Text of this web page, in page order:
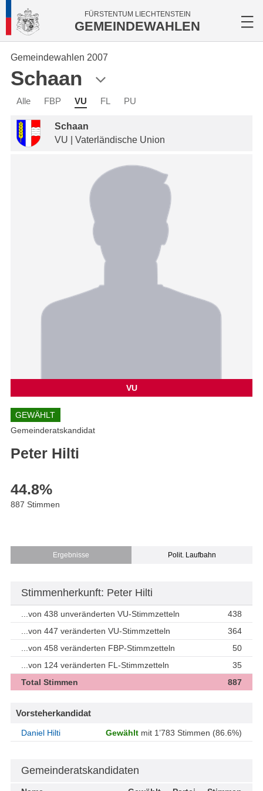
FÜRSTENTUM LIECHTENSTEIN
GEMEINDEWAHLEN
Gemeindewahlen 2007
Schaan
Alle FBP VU FL PU
Schaan
VU | Vaterländische Union
VU
GEWÄHLT
Gemeinderatskandidat
Peter Hilti
44.8%
887 Stimmen
Ergebnisse Polit. Laufbahn
Stimmenherkunft: Peter Hilti
...von 438 unveränderten VU-Stimmzetteln
438
...von 447 veränderten VU-Stimmzetteln
364
...von 458 veränderten FBP-Stimmzetteln
50
...von 124 veränderten FL-Stimmzetteln
35
Total Stimmen
887
Vorsteherkandidat
Daniel Hilti Gewählt mit 1’783 Stimmen (86.6%)
Gemeinderatskandidaten